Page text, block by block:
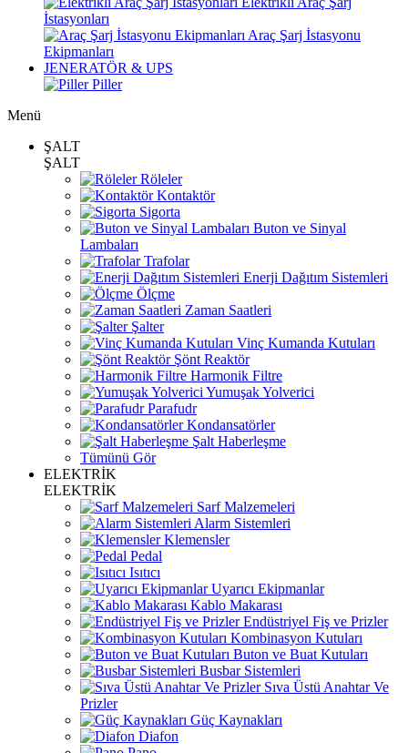
İstasyonları
Araç Şarj İstasyonu
Ekipmanları
JENERATÖR & UPS
Piller
Menü
ŞALT
ŞALT
Röleler
Kontaktör
Sigorta
Buton ve Sinyal
Lambaları
Trafolar
Enerji Dağıtım Sistemleri
Ölçme
Zaman Saatleri
Şalter
Vinç Kumanda Kutuları
Şönt Reaktör
Harmonik Filtre
Yumuşak Yolverici
Parafudr
Kondansatörler
Şalt Haberleşme
Tümünü Gör
ELEKTRİK
ELEKTRİK
Sarf Malzemeleri
Alarm Sistemleri
Klemensler
Pedal
Isıtıcı
Uyarıcı Ekipmanlar
Kablo Makarası
Endüstriyel Fiş ve Prizler
Kombinasyon Kutuları
Buton ve Buat Kutuları
Busbar Sistemleri
Sıva Üstü Anahtar Ve
Prizler
Güç Kaynakları
Diafon